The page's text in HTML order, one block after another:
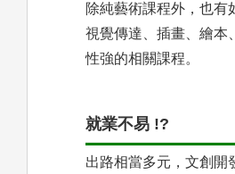
除純藝術課程外，也有
視覺傳達、插畫、繪本
性強的相關課程。
就業不易 !?
出路相當多元，文創開